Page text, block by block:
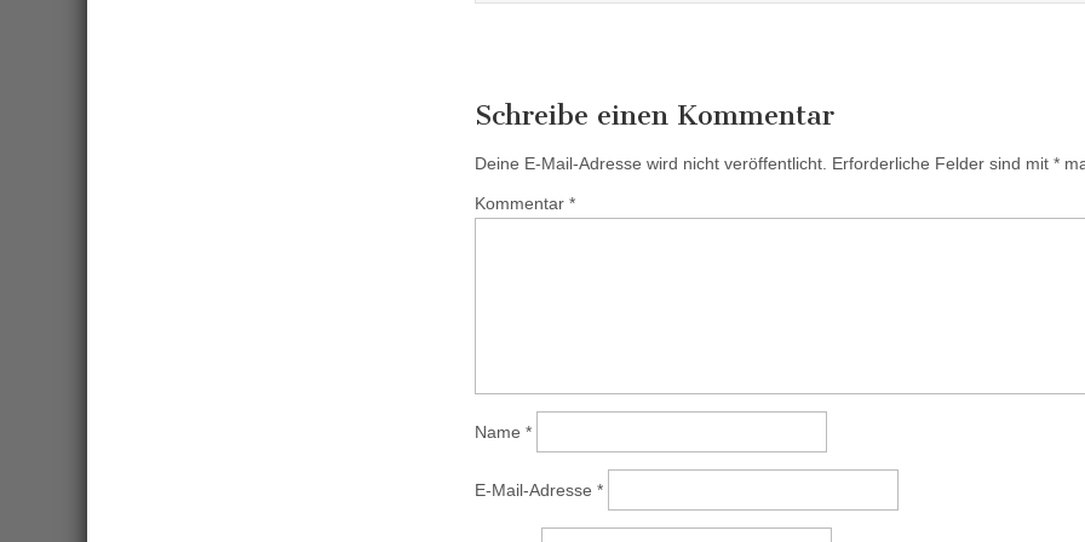
Schreibe einen Kommentar
Deine E-Mail-Adresse wird nicht veröffentlicht. Erforderliche Felder sind mit *
Kommentar *
Name *
E-Mail-Adresse *